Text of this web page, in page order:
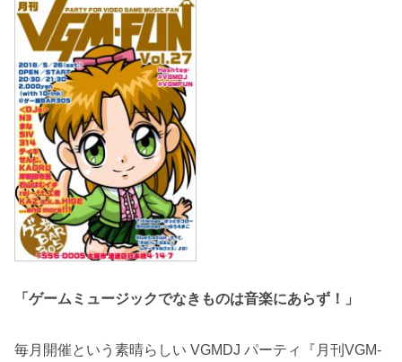
「ゲームミュージックでなきものは音楽にあらず！」
毎月開催という素晴らしい VGMDJ パーティ『月刊VGM-